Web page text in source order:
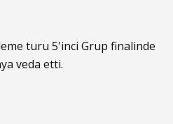
turu 5'inci Grup finalinde
veda etti.